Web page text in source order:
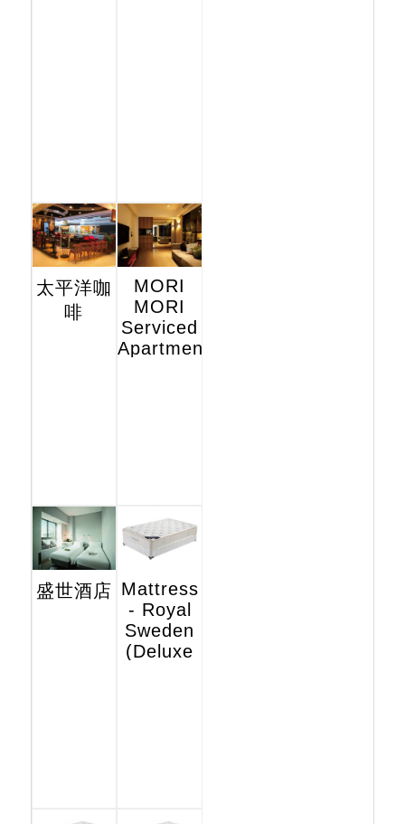
太平洋咖
啡
MORI
MORI
Serviced
Apartments
盛世酒店 Mattress
- Royal
Sweden
(Deluxe